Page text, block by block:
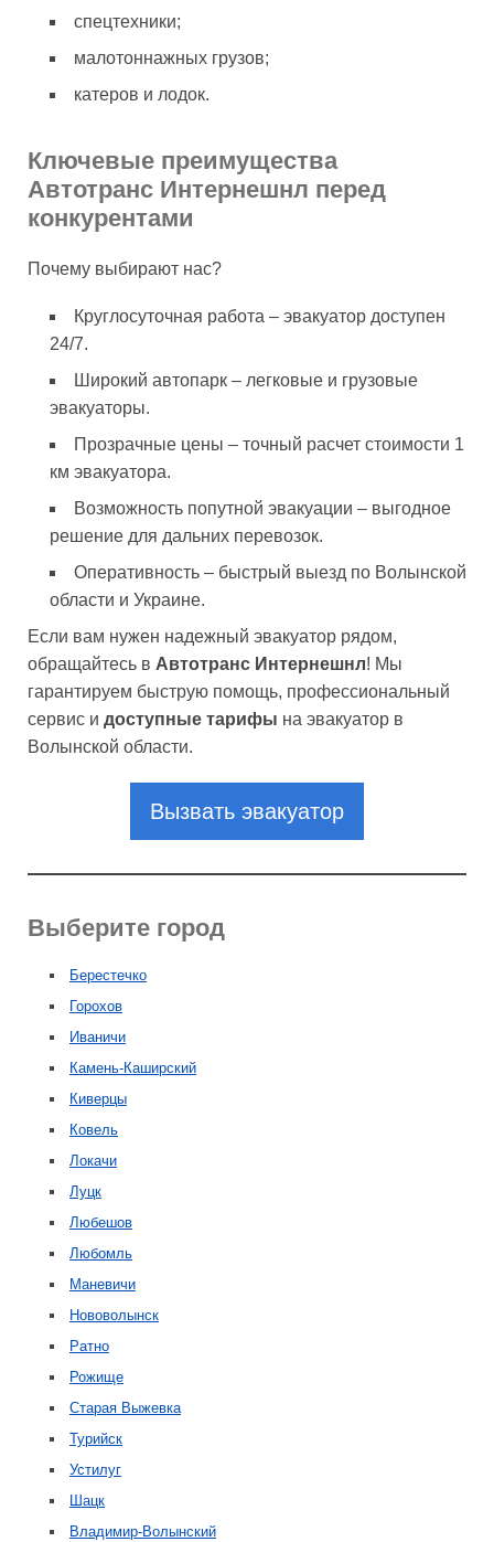
спецтехники;
малотоннажных грузов;
катеров и лодок.
Ключевые преимущества
Автотранс Интернешнл перед
конкурентами
Почему выбирают нас?
Круглосуточная работа – эвакуатор доступен
24/7.
Широкий автопарк – легковые и грузовые
эвакуаторы.
Прозрачные цены – точный расчет стоимости 1
км эвакуатора.
Возможность попутной эвакуации – выгодное
решение для дальних перевозок.
Оперативность – быстрый выезд по Волынской
области и Украине.
Если вам нужен надежный эвакуатор рядом,
обращайтесь в Автотранс Интернешнл! Мы
гарантируем быструю помощь, профессиональный
сервис и доступные тарифы на эвакуатор в
Волынской области.
Вызвать эвакуатор
Выберите город
Берестечко
Горохов
Иваничи
Камень-Каширский
Киверцы
Ковель
Локачи
Луцк
Любешов
Любомль
Маневичи
Нововолынск
Ратно
Рожище
Старая Выжевка
Турийск
Устилуг
Шацк
Владимир-Волынский